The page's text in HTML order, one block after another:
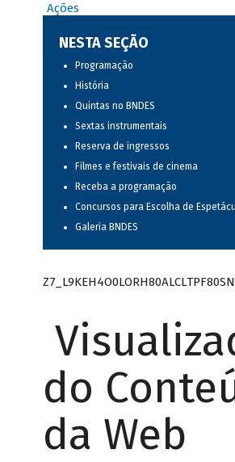
Ações
NESTA SEÇÃO
Programação
História
Quintas no BNDES
Sextas instrumentais
Reserva de ingressos
Filmes e festivais de cinema
Receba a programação
Concursos para Escolha de
Galeria BNDES
do
da Web